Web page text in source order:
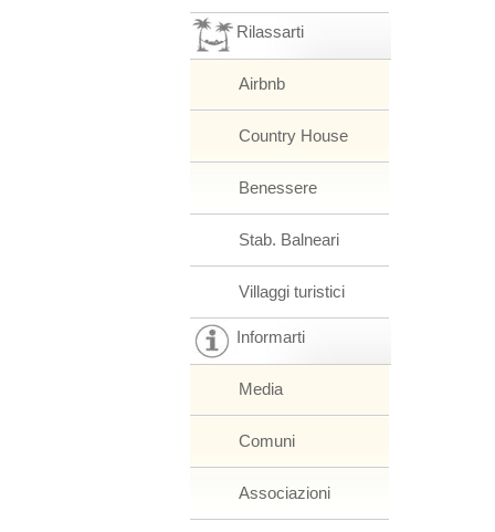
Rilassarti
Airbnb
Country House
Benessere
Stab. Balneari
Villaggi turistici
Informarti
Media
Comuni
Associazioni